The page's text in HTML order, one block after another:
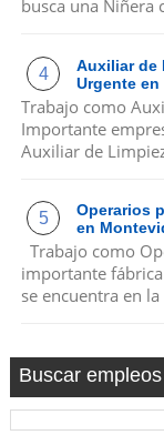
busca una Niñera
Auxiliar de
Urgente
Trabajo como
Importante
Auxiliar de
Operarios
en
Trabajo como
importante
se encuentra en la
Buscar